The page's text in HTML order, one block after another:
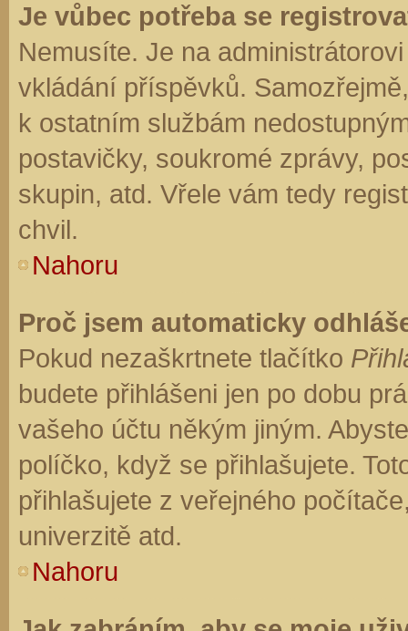
Je vůbec potřeba se
Nemusíte. Je na
vkládání příspěvků.
k ostatním službám
postavičky, soukromé zprávy,
skupin, atd. Vřele vám tedy
chvil.
Nahoru
Proč jsem automaticky
Pokud nezaškrtnete tlačítko
budete přihlášeni jen po dobu
vašeho účtu někým jiným.
políčko, když se přihlašujete.
přihlašujete z veřejného
univerzitě atd.
Nahoru